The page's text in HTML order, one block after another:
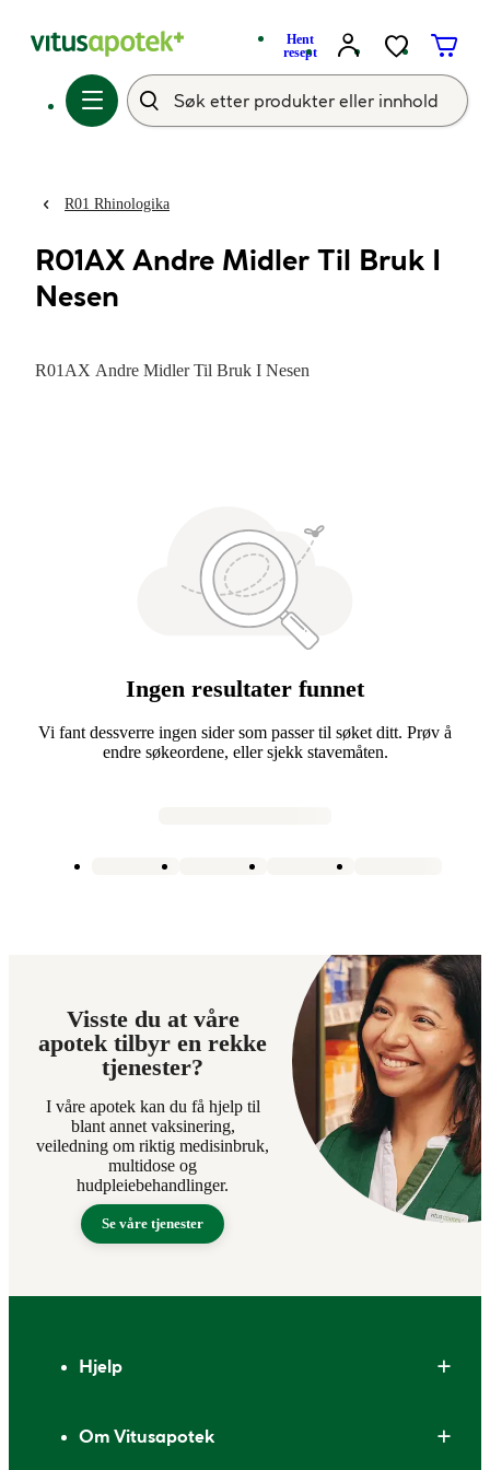
Hent
resept
R01 Rhinologika
R01AX Andre Midler Til Bruk I
Nesen
R01AX Andre Midler Til Bruk I Nesen
Ingen resultater funnet
Vi fant dessverre ingen sider som passer til søket ditt. Prøv å
endre søkeordene, eller sjekk stavemåten.
Visste du at våre
apotek tilbyr en rekke
tjenester?
I våre apotek kan du få hjelp til
blant annet vaksinering,
veiledning om riktig medisinbruk,
multidose og
hudpleiebehandlinger.
Se våre tjenester
Hjelp
Om Vitusapotek